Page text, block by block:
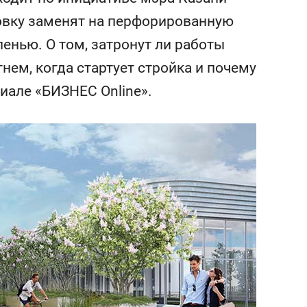
заменят на перфорированную
О том, затронут ли работы
когда стартует стройка и почему
«БИЗНЕС Online».